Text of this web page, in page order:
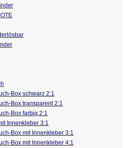
Box schwarz 2:1
Box transparent 2:1
Box farbig 2:1
Innenkleber 3:1
Box mit Innenkleber 3:1
Box mit Innenkleber 4:1